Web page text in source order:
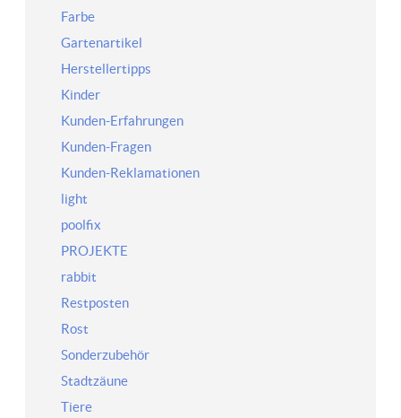
Farbe
Gartenartikel
Herstellertipps
Kinder
Kunden-Erfahrungen
Kunden-Fragen
Kunden-Reklamationen
light
poolfix
PROJEKTE
rabbit
Restposten
Rost
Sonderzubehör
Stadtzäune
Tiere